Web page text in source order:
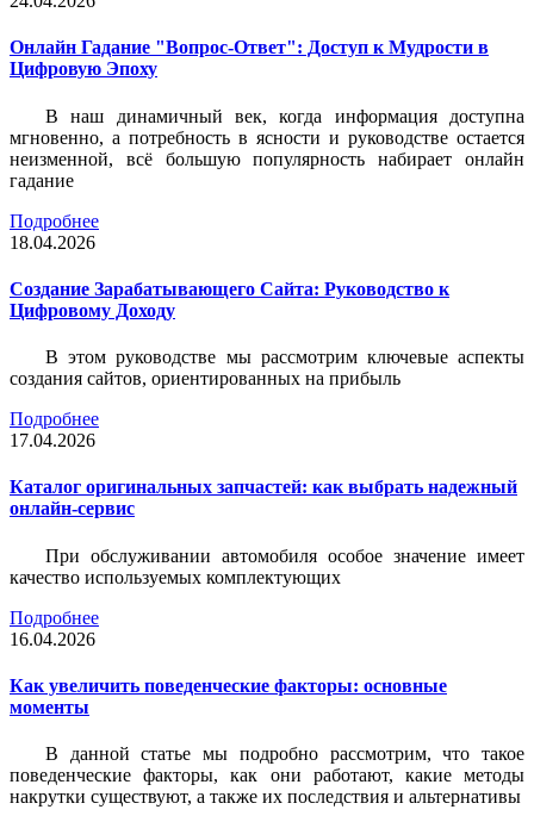
Онлайн Гадание "Вопрос-Ответ": Доступ к Мудрости в
Цифровую Эпоху
В наш динамичный век, когда информация доступна
мгновенно, а потребность в ясности и руководстве остается
неизменной, всё большую популярность набирает онлайн
гадание
Подробнее
18.04.2026
Создание Зарабатывающего Сайта: Руководство к
Цифровому Доходу
В этом руководстве мы рассмотрим ключевые аспекты
создания сайтов, ориентированных на прибыль
Подробнее
17.04.2026
Каталог оригинальных запчастей: как выбрать надежный
онлайн-сервис
При обслуживании автомобиля особое значение имеет
качество используемых комплектующих
Подробнее
16.04.2026
Как увеличить поведенческие факторы: основные
моменты
В данной статье мы подробно рассмотрим, что такое
поведенческие факторы, как они работают, какие методы
накрутки существуют, а также их последствия и альтернативы